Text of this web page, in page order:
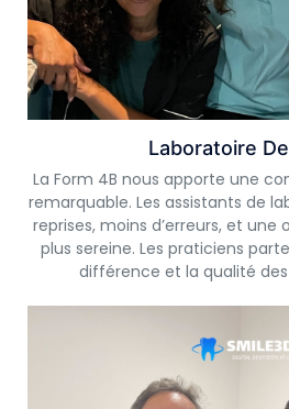
Laboratoire
La Form 4B nous apporte une
remarquable. Les assistants de
reprises, moins d’erreurs, et
plus sereine. Les praticiens
différence et la qualité des